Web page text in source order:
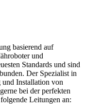
basierend auf
und
Standards und sind
Der Spezialist in
und Installation von
bei der perfekten
Leitungen an: